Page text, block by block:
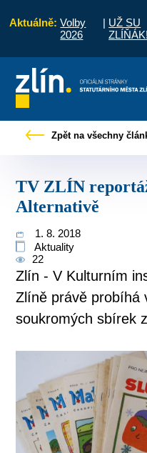
Aktuálně: Volby
2026
| UŽ SU
ZLÍŇÁK!
vyřídit
Zpět na všechny
TV ZLÍN reportáže: Retrosbírky v
Alternativě
1. 8. 2018
Aktuality
22
Zlín - V Kulturním
Zlíně právě probíhá
soukromých sbírek